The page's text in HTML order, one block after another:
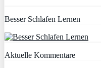
Besser Schlafen Lernen
Aktuelle Kommentare